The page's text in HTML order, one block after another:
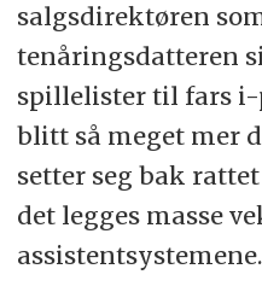
salgsdirektøren
tenåringsdatteren
spillelister til fars
blitt så meget mer
setter seg bak
det legges masse
assistentsystemene.